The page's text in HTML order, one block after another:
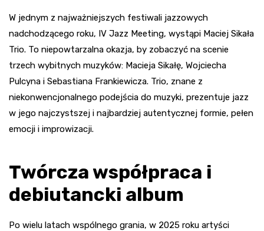
W jednym z najważniejszych festiwali jazzowych
nadchodzącego roku, IV Jazz Meeting, wystąpi Maciej Sikała
Trio. To niepowtarzalna okazja, by zobaczyć na scenie
trzech wybitnych muzyków: Macieja Sikałę, Wojciecha
Pulcyna i Sebastiana Frankiewicza. Trio, znane z
niekonwencjonalnego podejścia do muzyki, prezentuje jazz
w jego najczystszej i najbardziej autentycznej formie, pełen
emocji i improwizacji.
Twórcza współpraca i
debiutancki album
Po wielu latach wspólnego grania, w 2025 roku artyści